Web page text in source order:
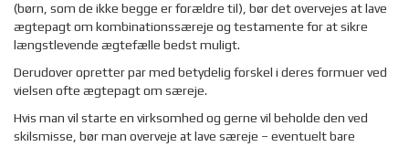
(børn, som de ikke begge er forældre til), bør det overvejes at lave
ægtepagt om kombinationssæreje og testamente for at sikre
længstlevende ægtefælle bedst muligt.
Derudover opretter par med betydelig forskel i deres formuer ved
vielsen ofte ægtepagt om særeje.
Hvis man vil starte en virksomhed og gerne vil beholde den ved
skilsmisse, bør man overveje at lave særeje – eventuelt bare